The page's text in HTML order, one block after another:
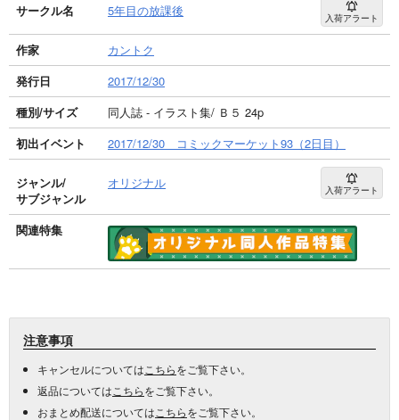
サークル名 5年目の放課後 入荷アラート
作家
カントク
発行日
2017/12/30
種別/サイズ
同人誌 - イラスト集/ Ｂ５ 24p
初出イベント
2017/12/30 コミックマーケット93（2日目）
ジャンル/
サブジャンル
オリジナル 入荷アラート
関連特集
注意事項
キャンセルについては こちらをご覧下さい。
返品については こちらをご覧下さい。
おまとめ配送については こちらをご覧下さい。